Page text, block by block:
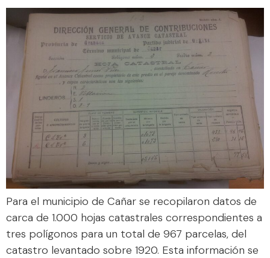
Para el municipio de Cañar se recopilaron datos de
carca de 1.000 hojas catastrales correspondientes a
tres polígonos para un total de 967 parcelas, del
catastro levantado sobre 1920. Esta información se